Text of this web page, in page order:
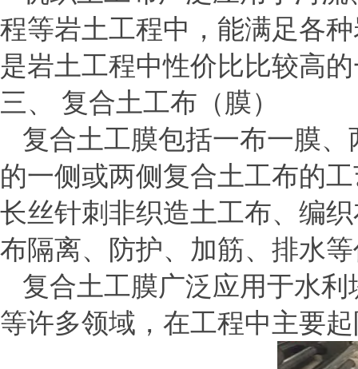
程等岩土工程中，能满足各
是岩土工程中性价比比较高
三、
复合土工布（膜）
复合土工膜包括一布一膜
的一侧或两侧复合土工布的
长丝针刺非织造土工布、编
布隔离、防护、加筋、排水
复合土工膜广泛应用于水
等许多领域，在工程中主要